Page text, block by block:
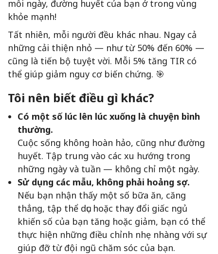
mỗi ngày, đường huyết của bạn ở trong vùng
khỏe mạnh!
Tất nhiên, mỗi người đều khác nhau. Ngay cả
những cải thiện nhỏ — như từ 50% đến 60% —
cũng là tiến bộ tuyệt vời. Mỗi 5% tăng TIR có
thể giúp giảm nguy cơ biến chứng. 🎯
Tôi nên biết điều gì khác?
Có một số lúc lên lúc xuống là chuyện bình
thường.
Cuộc sống không hoàn hảo, cũng như đường
huyết. Tập trung vào các xu hướng trong
những ngày và tuần — không chỉ một ngày.
Sử dụng các mẫu, không phải hoảng sợ.
Nếu bạn nhận thấy một số bữa ăn, căng
thẳng, tập thể dục hoặc thay đổi giấc ngủ
khiến số của bạn tăng hoặc giảm, bạn có thể
thực hiện những điều chỉnh nhẹ nhàng với sự
giúp đỡ từ đội ngũ chăm sóc của bạn.